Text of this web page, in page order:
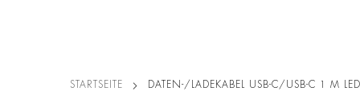
STARTSEITE DATEN-/LADEKABEL USB-C/USB-C 1 M LED